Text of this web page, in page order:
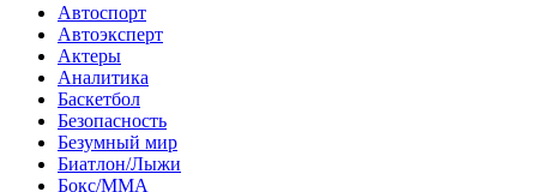
Автоспорт
Автоэксперт
Актеры
Аналитика
Баскетбол
Безопасность
Безумный мир
Биатлон/Лыжи
Бокс/MMA